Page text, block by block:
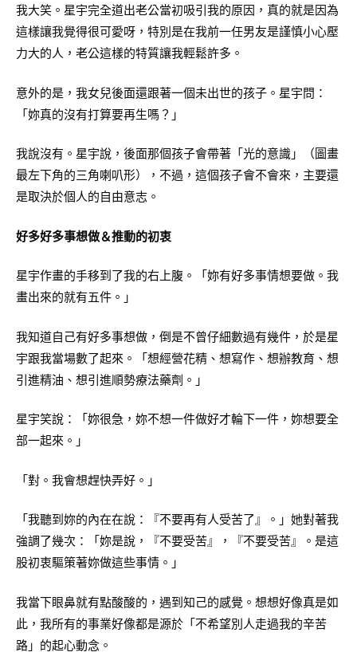
我大笑。星宇完全道出老公當初吸引我的原因，真的就是因為
這樣讓我覺得很可愛呀，特別是在我前一任男友是謹慎小心壓
力大的人，老公這樣的特質讓我輕鬆許多。
意外的是，我女兒後面還跟著一個未出世的孩子。星宇問：
「妳真的沒有打算要再生嗎？」
我說沒有。星宇說，後面那個孩子會帶著「光的意識」（圖畫
最左下角的三角喇叭形），不過，這個孩子會不會來，主要還
是取決於個人的自由意志。
好多好多事想做＆推動的初衷
星宇作畫的手移到了我的右上腹。「妳有好多事情想要做。我
畫出來的就有五件。」
我知道自己有好多事想做，倒是不曾仔細數過有幾件，於是星
宇跟我當場數了起來。「想經營花精、想寫作、想辦教育、想
引進精油、想引進順勢療法藥劑。」
星宇笑說：「妳很急，妳不想一件做好才輪下一件，妳想要全
部一起來。」
「對。我會想趕快弄好。」
「我聽到妳的內在在說：『不要再有人受苦了』。」她對著我
強調了幾次：「妳是說，『不要受苦』，『不要受苦』。是這
股初衷驅策著妳做這些事情。」
我當下眼鼻就有點酸酸的，遇到知己的感覺。想想好像真是如
此，我所有的事業好像都是源於「不希望別人走過我的辛苦
路」的起心動念。